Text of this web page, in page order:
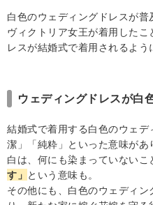
白色のウェディングドレスが普
ヴィクトリア女王が着用した
レスが結婚式で着用されるよう
ウェディングドレスが白
結婚式で着用する白色のウェ
潔」「純粋」といった意味があ
白は、何にも染まっていないこ
す」 という意味も。
その他にも、白色のウェディ